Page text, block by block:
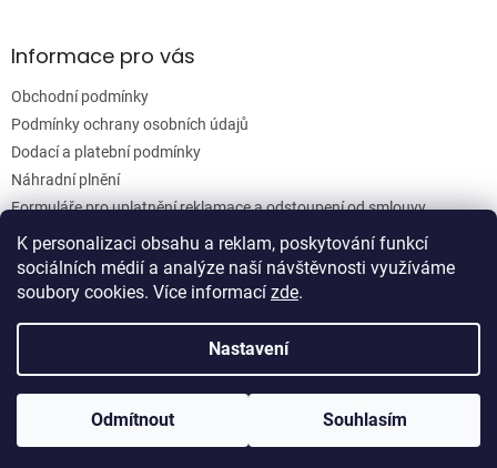
K personalizaci obsahu a reklam, poskytování funkcí
sociálních médií a analýze naší návštěvnosti využíváme
soubory cookies. Více informací zde.
Nastavení
Odmítnout Souhlasím
u
Informace pro vás
Obchodní podmínky
Podmínky ochrany osobních údajů
Dodací a platební podmínky
Náhradní plnění
Formuláře pro uplatnění reklamace a odstoupení od smlouvy
Moje objednávka
Woodgrain s.r.o.
Upravit nastavení cookies